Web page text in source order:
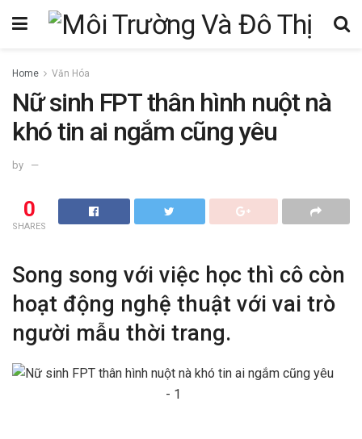
Home Văn Hóa
Nữ sinh FPT thân hình nuột nà
khó tin ai ngắm cũng yêu
by
0
SHARES
Song song với việc học thì cô còn
hoạt động nghệ thuật với vai trò
người mẫu thời trang.